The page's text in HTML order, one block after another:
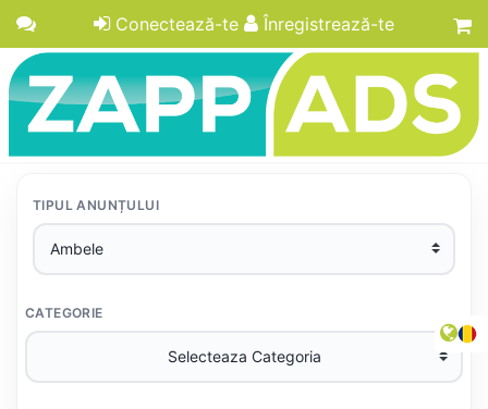
Conectează-te Înregistrează-te
TIPUL ANUNȚULUI
CATEGORIE